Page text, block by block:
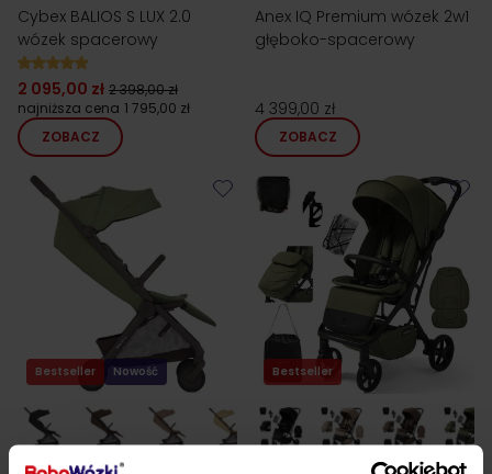
Cybex BALIOS S LUX 2.0
wózek spacerowy
2 095,00 zł 2 398,00 zł
najniższa cena 1 795,00 zł
ZOBACZ
Anex IQ Premium wózek 2w1
głęboko-spacerowy
4 399,00 zł
ZOBACZ
Bestseller Nowość Bestseller